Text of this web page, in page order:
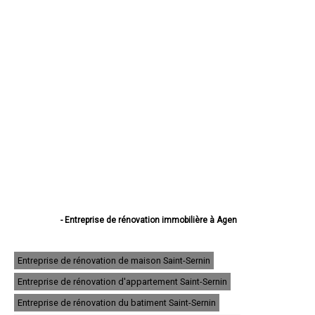
- Entreprise de rénovation immobilière à Agen
- Entreprise de rénovation immobilière à Le Passage
- Entreprise de rénovation immobilière à Tonneins
- Entreprise de rénovation immobilière à Nérac
- Entreprise de rénovation immobilière à Sainte-Livrade-sur-Lot
- Entreprise de rénovation immobilière à Bon-Encontre
Entreprise de rénovation de maison Saint-Sernin
Entreprise de rénovation d'appartement Saint-Sernin
Entreprise de rénovation du batiment Saint-Sernin